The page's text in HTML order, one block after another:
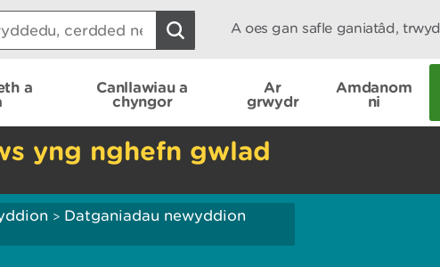
A oes gan safle ganiatâd,
a
Canllawiau a
chyngor
Ar
grwydr
Amdanom
ni
yng nghefn gwlad
> Datganiadau newyddion